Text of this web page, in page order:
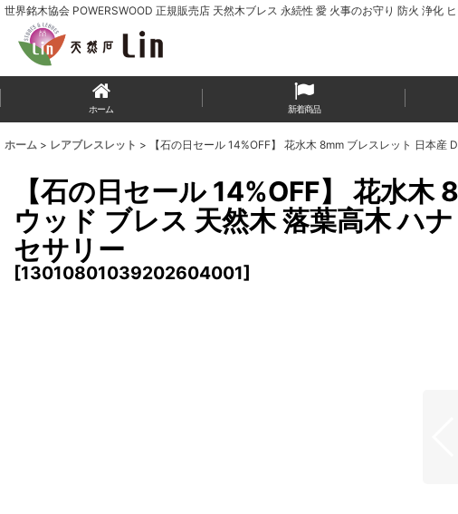
世界銘木協会 POWERSWOOD 正規販売店 天然木ブレス 永続性 愛 火事のお守り 防火 浄化
ホーム 新着商品
ホーム > レアブレスレット > 【石の日セール 14%OFF】 花水木 8mm ブレスレット 日本
【石の日セール 14%OFF】 花水
ウッド ブレス 天然木 落葉高木 ハ
セサリー
[13010801039202604001]